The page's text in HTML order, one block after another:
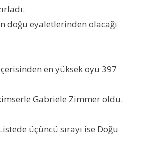
doğu eyaletlerinden olacağı
en yüksek oyu 397
Gabriele Zimmer oldu.
üçüncü sırayı ise Doğu